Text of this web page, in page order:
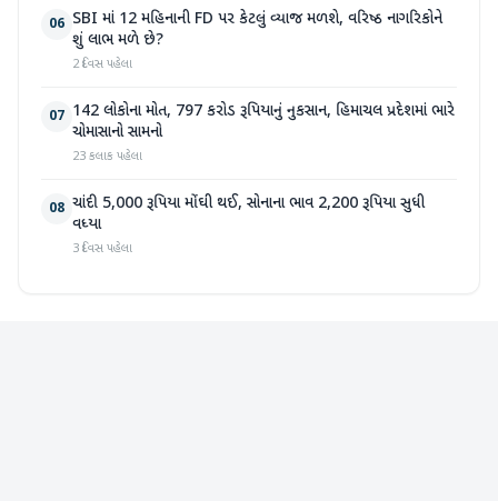
06 SBI માં 12 મહિનાની FD પર કેટલું વ્યાજ મળશે, વરિષ્ઠ નાગરિકોને
શું લાભ મળે છે?
2 દિવસ પહેલા
07 142 લોકોના મોત, 797 કરોડ રૂપિયાનું નુકસાન, હિમાચલ પ્રદેશમાં ભારે
ચોમાસાનો સામનો
23 કલાક પહેલા
08 ચાંદી 5,000 રૂપિયા મોંઘી થઈ, સોનાના ભાવ 2,200 રૂપિયા સુધી
વધ્યા
3 દિવસ પહેલા